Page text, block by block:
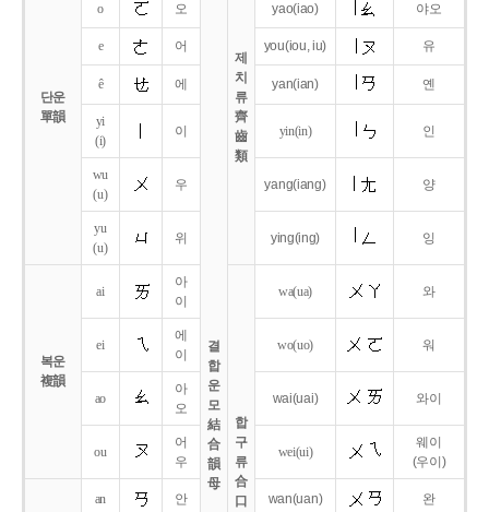
단운
單韻
결
합
운
모
結
合
韻
母
제
치
류
齊
齒
類
o 오 yao(iao) 야오
e 어 you(iou,iu) 유
ê 에 yan(ian) 옌
yi
(i)
이 yin(in) 인
wu
(u)
우 yang(iang) 양
yu
(u)
위 ying(ing) 잉
복운
複韻
ai
아
이
합
구
류
合
口
wa(ua) 와
ei
에
이
wo(uo) 워
ao
아
오
wai(uai) 와이
ou
어
우
wei(ui)
웨이
(우이)
an 안 wan(uan) 완